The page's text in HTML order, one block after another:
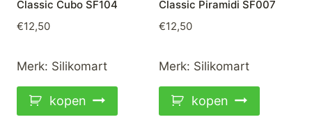
Classic Cubo SF104
€12,50
Merk: Silikomart
kopen
Classic Piramidi SF007
€12,50
Merk: Silikomart
kopen